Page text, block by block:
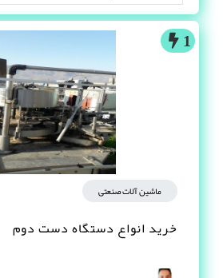
1
ماشین آلات صنعتی
خرید انواع دستگاه دست دوم